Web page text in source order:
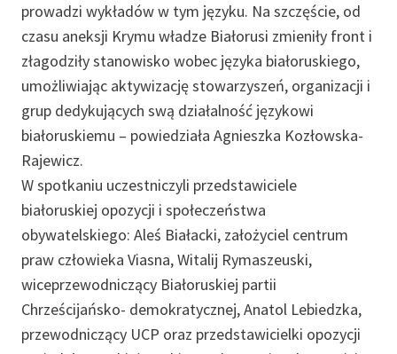
prowadzi wykładów w tym języku. Na szczęście, od
czasu aneksji Krymu władze Białorusi zmieniły front i
złagodziły stanowisko wobec języka białoruskiego,
umożliwiając aktywizację stowarzyszeń, organizacji i
grup dedykujących swą działalność językowi
białoruskiemu – powiedziała Agnieszka Kozłowska-
Rajewicz.
W spotkaniu uczestniczyli przedstawiciele
białoruskiej opozycji i społeczeństwa
obywatelskiego: Aleś Białacki, założyciel centrum
praw człowieka Viasna, Witalij Rymaszeuski,
wiceprzewodniczący Białoruskiej partii
Chrześcijańsko- demokratycznej, Anatol Lebiedzka,
przewodniczący UCP oraz przedstawicielki opozycji